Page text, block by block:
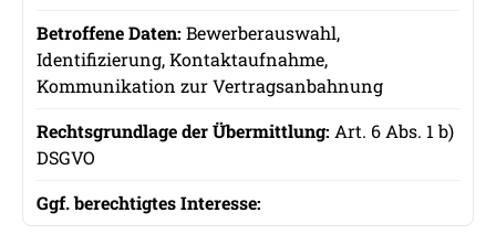
Bewerberauswahl,
Identifizierung, Kontaktaufnahme,
Kommunikation zur Vertragsanbahnung
Art. 6 Abs. 1 b)
DSGVO